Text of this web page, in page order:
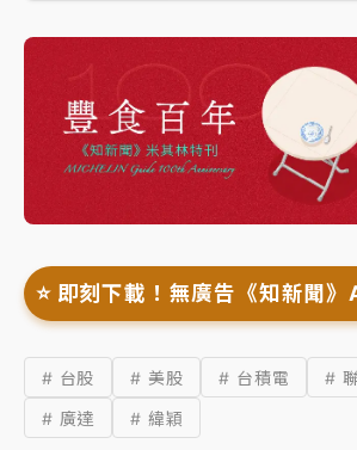
⭐️ 即刻下載！無廣告《知新聞
# 台股 # 美股 # 台積電 #
# 廣達
# 緯穎